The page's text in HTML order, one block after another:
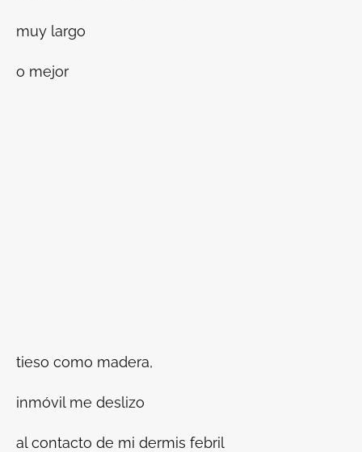
muy largo
o mejor
tieso como madera,
inmóvil me deslizo
al contacto de mi dermis febril